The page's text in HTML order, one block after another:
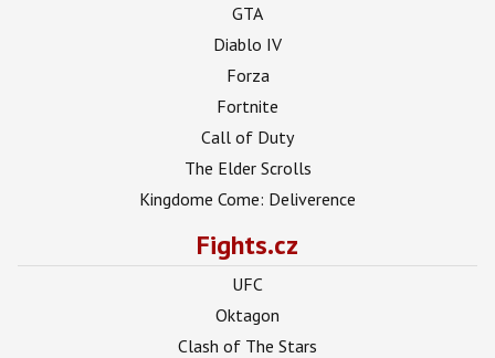
GTA
Diablo IV
Forza
Fortnite
Call of Duty
The Elder Scrolls
Kingdome Come: Deliverence
Fights.cz
UFC
Oktagon
Clash of The Stars